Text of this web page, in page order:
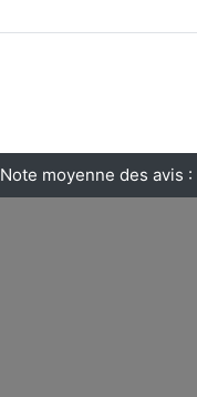
Note moyenne des avis :